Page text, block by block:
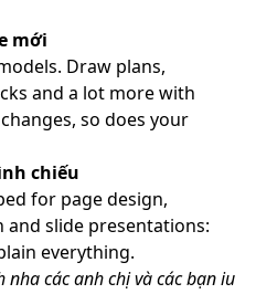
mới
Draw plans,
and a lot more with
so does your
chiếu
for page design,
slide presentations:
everything.
các anh chị và các bạn iu